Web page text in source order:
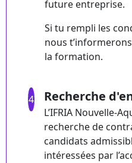
future entreprise.
Si tu rempli les
nous
la formation.
4 Recherche
L’IFRIA Nouvelle-
recherche de
candidats
intéressées par